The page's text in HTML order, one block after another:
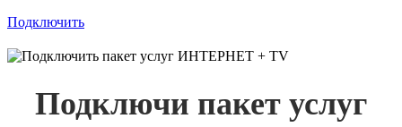
Подключить
Подключи пакет услуг